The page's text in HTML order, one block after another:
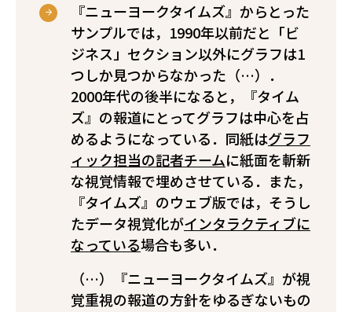
『ニューヨークタイムズ』からとった
サンプルでは，1990年以前だと「ビ
ジネス」セクション以外にグラフは1
つしか見つからなかった（…）．
2000年代の後半になると，『タイム
ズ』の報道にとってグラフは中心を占
めるようになっている．同紙はグラフ
ィック担当の記者チームに紙面を斬新
な視覚情報で埋めさせている．また，
『タイムズ』のウェブ版では，そうし
たデータ視覚化がインタラクティブに
なっている場合も多い．
（…）『ニューヨークタイムズ』が視
覚重視の報道の方針をゆるぎないもの